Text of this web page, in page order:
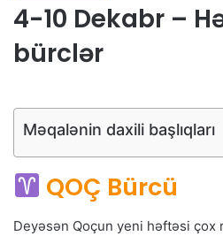
4-10 Dekabr –
bürclər
Məqalənin daxili başlıqları
QOÇ Bürcü
Deyəsən Qoçun yeni həftəsi çox